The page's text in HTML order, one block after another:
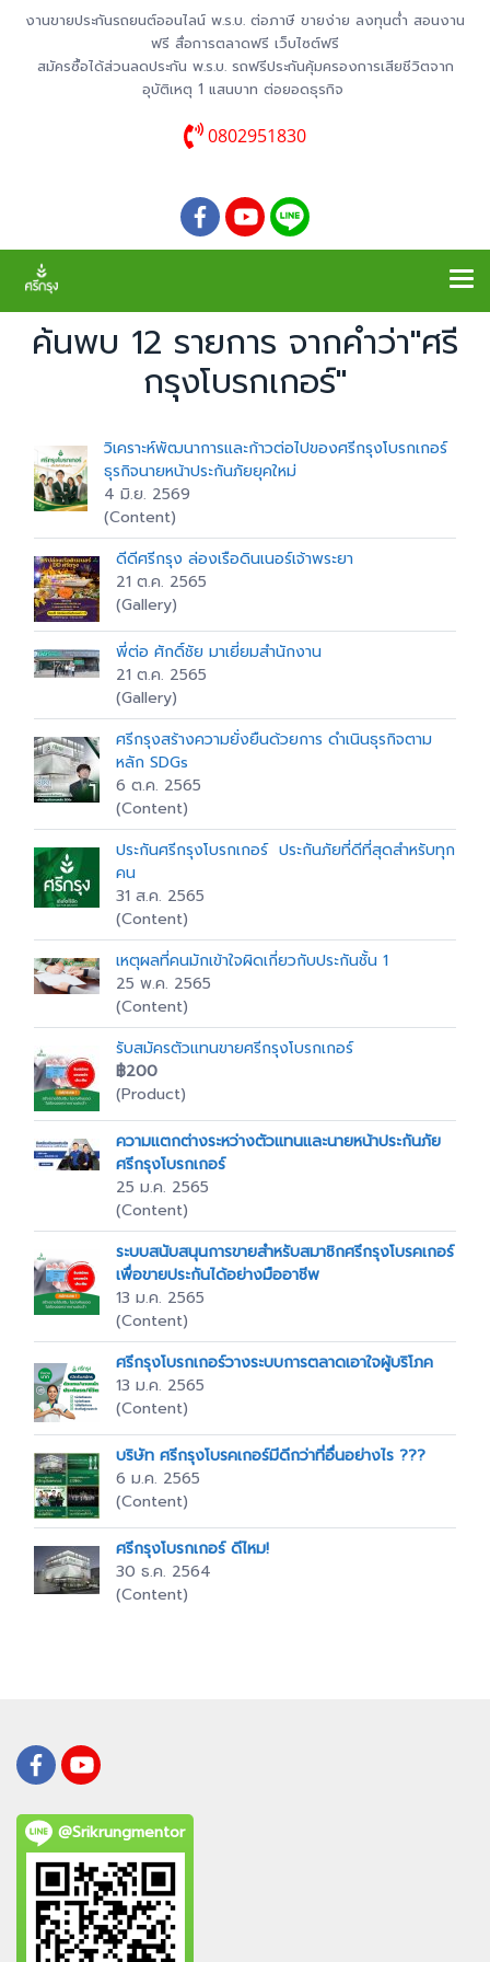
งานขายประกันรถยนต์ออนไลน์ พ.ร.บ. ต่อภาษี ขายง่าย ลงทุนต่ำ สอนงาน
ฟรี สื่อการตลาดฟรี เว็บไซต์ฟรี
สมัครซื้อได้ส่วนลดประกัน พ.ร.บ. รถฟรีประกันคุ้มครองการเสียชีวิตจาก
อุบัติเหตุ 1 แสนบาท ต่อยอดธุรกิจ
0802951830
ค้นพบ 12 รายการ จากคำว่า"ศรี
กรุงโบรกเกอร์"
วิเคราะห์พัฒนาการและก้าวต่อไปของศรีกรุงโบรกเกอร์
ธุรกิจนายหน้าประกันภัยยุคใหม่
4 มิ.ย. 2569
(Content)
ดีดีศรีกรุง ล่องเรือดินเนอร์เจ้าพระยา
21 ต.ค. 2565
(Gallery)
พี่ต่อ ศักดิ์ชัย มาเยี่ยมสำนักงาน
21 ต.ค. 2565
(Gallery)
ศรีกรุงสร้างความยั่งยืนด้วยการ ดำเนินธุรกิจตาม
หลัก SDGs
6 ต.ค. 2565
(Content)
ประกันศรีกรุงโบรกเกอร์ ประกันภัยที่ดีที่สุดสำหรับทุก
คน
31 ส.ค. 2565
(Content)
เหตุผลที่คนมักเข้าใจผิดเกี่ยวกับประกันชั้น 1
25 พ.ค. 2565
(Content)
รับสมัครตัวแทนขายศรีกรุงโบรกเกอร์
฿200
(Product)
ความแตกต่างระหว่างตัวแทนและนายหน้าประกันภัย
ศรีกรุงโบรกเกอร์
25 ม.ค. 2565
(Content)
ระบบสนับสนุนการขายสำหรับสมาชิกศรีกรุงโบรคเกอร์
เพื่อขายประกันได้อย่างมืออาชีพ
13 ม.ค. 2565
(Content)
ศรีกรุงโบรกเกอร์วางระบบการตลาดเอาใจผู้บริโภค
13 ม.ค. 2565
(Content)
บริษัท ศรีกรุงโบรคเกอร์มีดีกว่าที่อื่นอย่างไร ???
6 ม.ค. 2565
(Content)
ศรีกรุงโบรกเกอร์ ดีไหม!
30 ธ.ค. 2564
(Content)
@Srikrungmentor